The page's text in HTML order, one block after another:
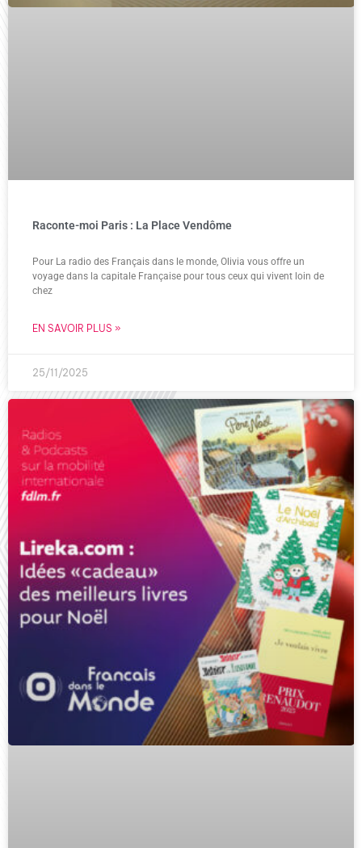
Raconte-moi Paris : La Place Vendôme
Pour La radio des Français dans le monde, Olivia vous offre un
voyage dans la capitale Française pour tous ceux qui vivent loin de
chez
EN SAVOIR PLUS »
25/11/2025